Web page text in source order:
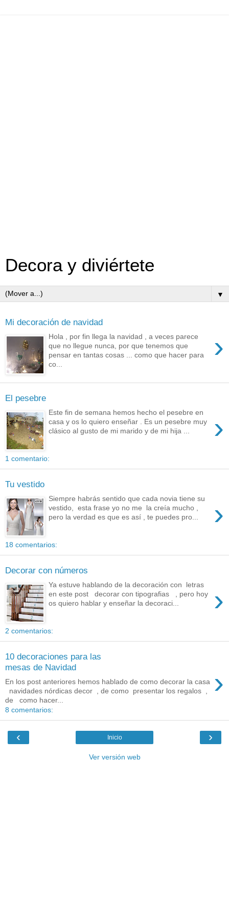
Decora y diviértete
▼
Mi decoración de navidad
›
Hola , por fin llega la navidad , a veces parece
que no llegue nunca, por que tenemos que
pensar en tantas cosas ... como que hacer para
co...
El pesebre
›
Este fin de semana hemos hecho el pesebre en
casa y os lo quiero enseñar . Es un pesebre muy
clásico al gusto de mi marido y de mi hija ...
1 comentario:
Tu vestido
›
Siempre habrás sentido que cada novia tiene su
vestido, esta frase yo no me la creía mucho ,
pero la verdad es que es así , te puedes pro...
18 comentarios:
Decorar con números
›
Ya estuve hablando de la decoración con letras
en este post decorar con tipografias , pero hoy
os quiero hablar y enseñar la decoraci...
2 comentarios:
10 decoraciones para las
mesas de Navidad
›
En los post anteriores hemos hablado de como decorar la casa
navidades nórdicas decor , de como presentar los regalos ,
de como hacer...
8 comentarios:
‹ ›
Inicio
Ver versión web